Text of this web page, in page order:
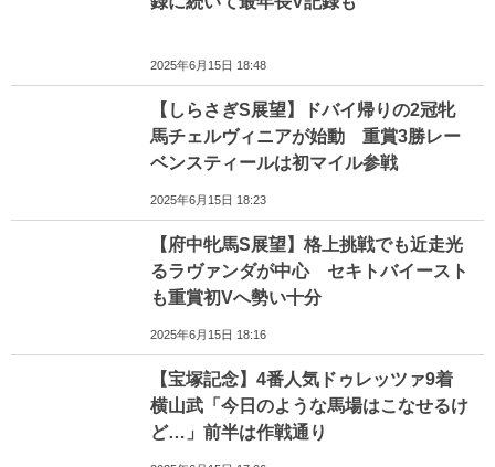
2025年6月15日 18:48
【しらさぎS展望】ドバイ帰りの2冠牝
馬チェルヴィニアが始動 重賞3勝レー
ベンスティールは初マイル参戦
2025年6月15日 18:23
【府中牝馬S展望】格上挑戦でも近走光
るラヴァンダが中心 セキトバイースト
も重賞初Vへ勢い十分
2025年6月15日 18:16
【宝塚記念】4番人気ドゥレッツァ9着
横山武「今日のような馬場はこなせるけ
ど…」前半は作戦通り